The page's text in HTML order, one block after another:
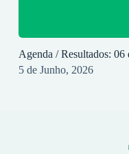
Agenda / Resultados: 06
5 de Junho, 2026